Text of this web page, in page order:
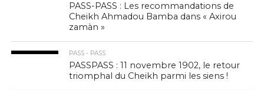
PASS-PASS : Les recommandations de
Cheikh Ahmadou Bamba dans « Axirou
zamàn »
PASS - PASS
PASSPASS : 11 novembre 1902, le retour
triomphal du Cheikh parmi les siens !